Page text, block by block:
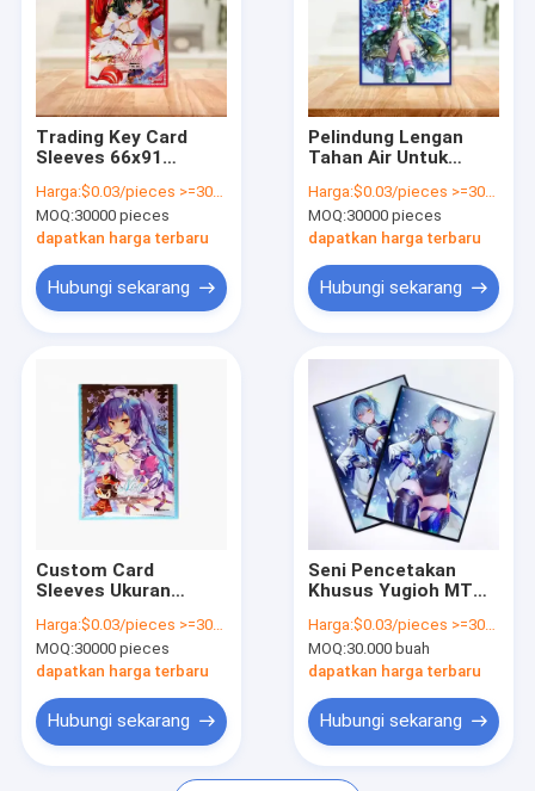
Produk
Video
Tentang Kami
Hubungi Kami
Berita
Trading Key Card
Sleeves 66x91
Cardboard Game
Card Sleeves
Harga:$0.03/pieces >=30000 pieces
MOQ:30000 pieces
dapatkan harga terbaru
Hubungi sekarang
Pelindung Lengan
Tahan Air Untuk
Kerusakan Akibat
Tekukan
Harga:$0.03/pieces >=30000 pieces
MOQ:30000 pieces
dapatkan harga terbaru
Hubungi sekarang
Custom Card
Sleeves Ukuran
Waterproof
Sampurna Sleeve
Kartu Game Matte
Plastik
Harga:$0.03/pieces >=30000 pieces
MOQ:30000 pieces
dapatkan harga terbaru
Hubungi sekarang
Seni Pencetakan
Khusus Yugioh MTG
Anime Kartu Trading
Board Game Sleeves
Harga:$0.03/pieces >=30000 pieces
MOQ:30.000 buah
dapatkan harga terbaru
Hubungi sekarang